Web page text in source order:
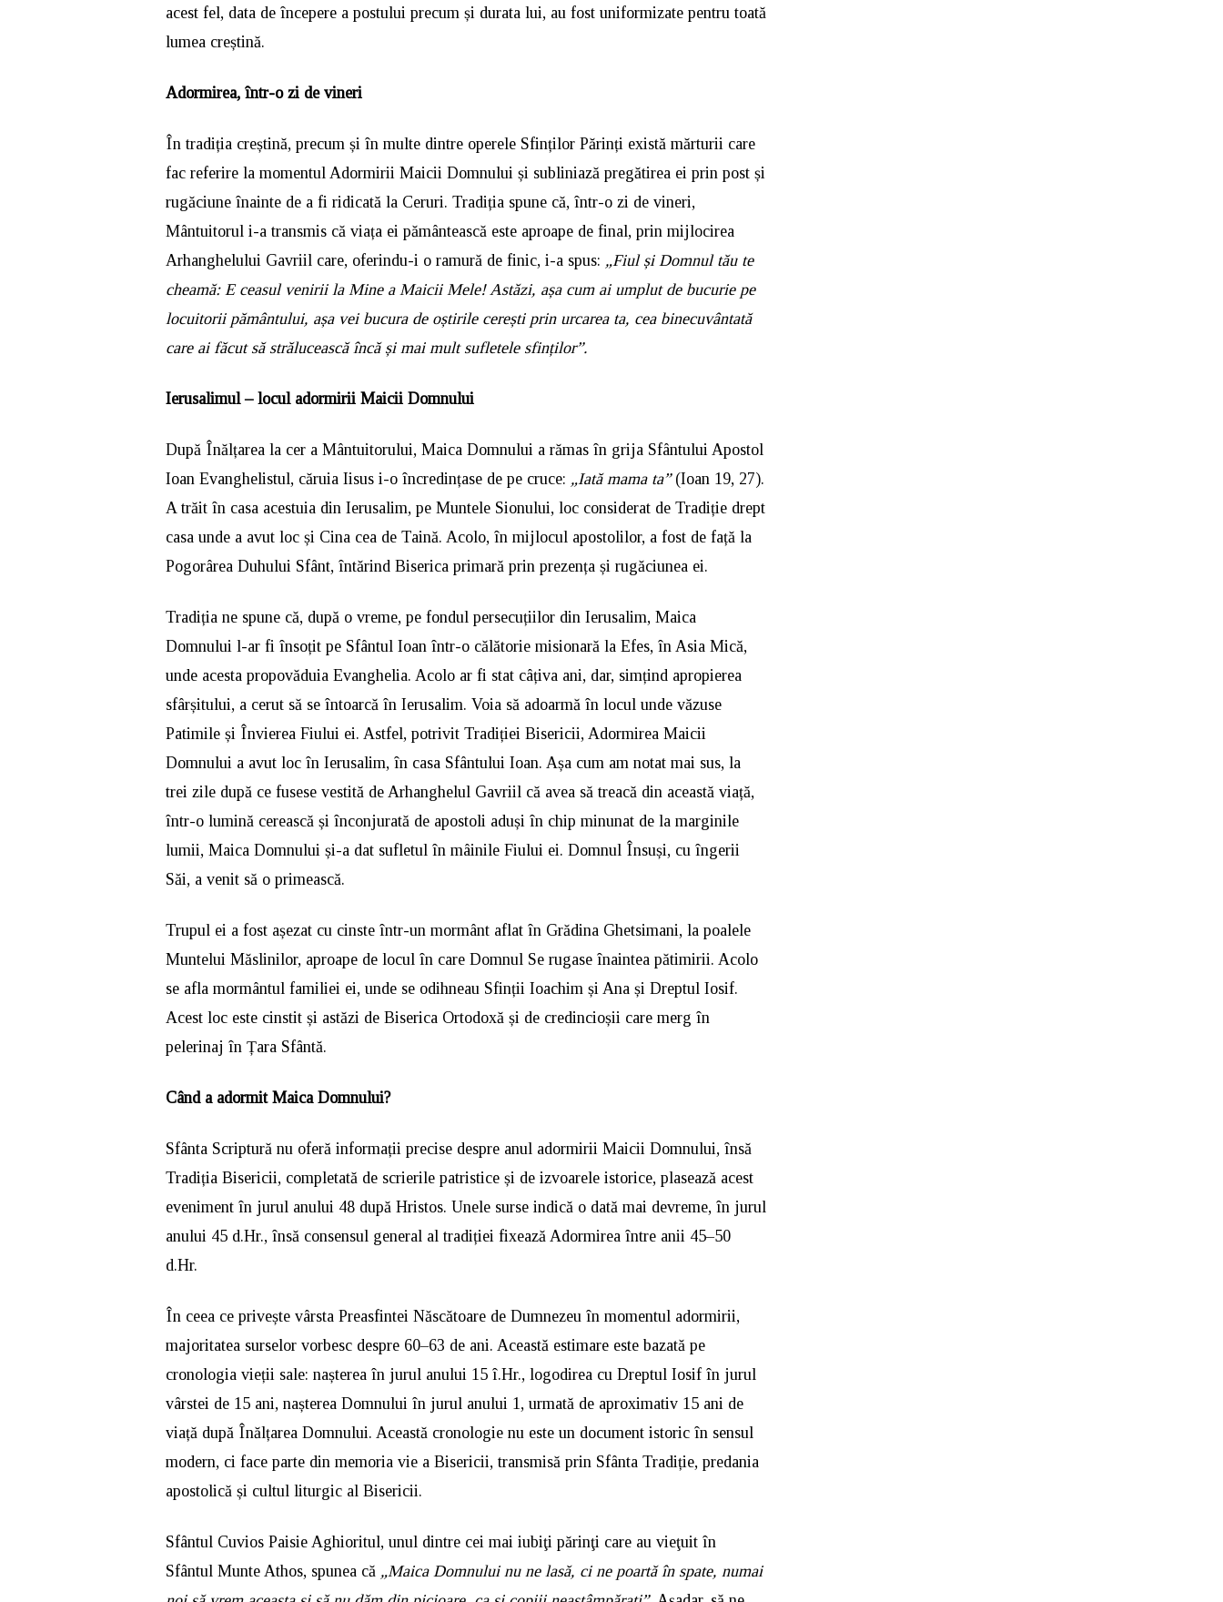
acest fel, data de începere a postului precum și durata lui, au fost uniformizate pentru toată
lumea creștină.
Adormirea, într-o zi de vineri
În tradiția creștină, precum și în multe dintre operele Sfinților Părinți există mărturii care
fac referire la momentul Adormirii Maicii Domnului și subliniază pregătirea ei prin post și
rugăciune înainte de a fi ridicată la Ceruri. Tradiția spune că, într-o zi de vineri,
Mântuitorul i-a transmis că viața ei pământească este aproape de final, prin mijlocirea
Arhanghelului Gavriil care, oferindu-i o ramură de finic, i-a spus: „Fiul și Domnul tău te
cheamă: E ceasul venirii la Mine a Maicii Mele! Astăzi, așa cum ai umplut de bucurie pe
locuitorii pământului, așa vei bucura de oștirile cerești prin urcarea ta, cea binecuvântată
care ai făcut să strălucească încă și mai mult sufletele sfinților”.
Ierusalimul – locul adormirii Maicii Domnului
După Înălțarea la cer a Mântuitorului, Maica Domnului a rămas în grija Sfântului Apostol
Ioan Evanghelistul, căruia Iisus i-o încredințase de pe cruce: „Iată mama ta”(Ioan 19, 27).
A trăit în casa acestuia din Ierusalim, pe Muntele Sionului, loc considerat de Tradiție drept
casa unde a avut loc și Cina cea de Taină. Acolo, în mijlocul apostolilor, a fost de față la
Pogorârea Duhului Sfânt, întărind Biserica primară prin prezența și rugăciunea ei.
Tradiția ne spune că, după o vreme, pe fondul persecuțiilor din Ierusalim, Maica
Domnului l-ar fi însoțit pe Sfântul Ioan într-o călătorie misionară la Efes, în Asia Mică,
unde acesta propovăduia Evanghelia. Acolo ar fi stat câțiva ani, dar, simțind apropierea
sfârșitului, a cerut să se întoarcă în Ierusalim. Voia să adoarmă în locul unde văzuse
Patimile și Învierea Fiului ei. Astfel, potrivit Tradiției Bisericii, Adormirea Maicii
Domnului a avut loc în Ierusalim, în casa Sfântului Ioan. Așa cum am notat mai sus, la
trei zile după ce fusese vestită de Arhanghelul Gavriil că avea să treacă din această viață,
într-o lumină cerească și înconjurată de apostoli aduși în chip minunat de la marginile
lumii, Maica Domnului și-a dat sufletul în mâinile Fiului ei. Domnul Însuși, cu îngerii
Săi, a venit să o primească.
Trupul ei a fost așezat cu cinste într-un mormânt aflat în Grădina Ghetsimani, la poalele
Muntelui Măslinilor, aproape de locul în care Domnul Se rugase înaintea pătimirii. Acolo
se afla mormântul familiei ei, unde se odihneau Sfinții Ioachim și Ana și Dreptul Iosif.
Acest loc este cinstit și astăzi de Biserica Ortodoxă și de credincioșii care merg în
pelerinaj în Țara Sfântă.
Când a adormit Maica Domnului?
Sfânta Scriptură nu oferă informații precise despre anul adormirii Maicii Domnului, însă
Tradiția Bisericii, completată de scrierile patristice și de izvoarele istorice, plasează acest
eveniment în jurul anului 48 după Hristos. Unele surse indică o dată mai devreme, în jurul
anului 45 d.Hr., însă consensul general al tradiției fixează Adormirea între anii 45–50
d.Hr.
În ceea ce privește vârsta Preasfintei Născătoare de Dumnezeu în momentul adormirii,
majoritatea surselor vorbesc despre 60–63 de ani. Această estimare este bazată pe
cronologia vieții sale: nașterea în jurul anului 15 î.Hr., logodirea cu Dreptul Iosif în jurul
vârstei de 15 ani, nașterea Domnului în jurul anului 1, urmată de aproximativ 15 ani de
viață după Înălțarea Domnului. Această cronologie nu este un document istoric în sensul
modern, ci face parte din memoria vie a Bisericii, transmisă prin Sfânta Tradiție, predania
apostolică și cultul liturgic al Bisericii.
Sfântul Cuvios Paisie Aghioritul, unul dintre cei mai iubiţi părinţi care au vieţuit în
Sfântul Munte Athos, spunea că „Maica Domnului nu ne lasă, ci ne poartă în spate, numai